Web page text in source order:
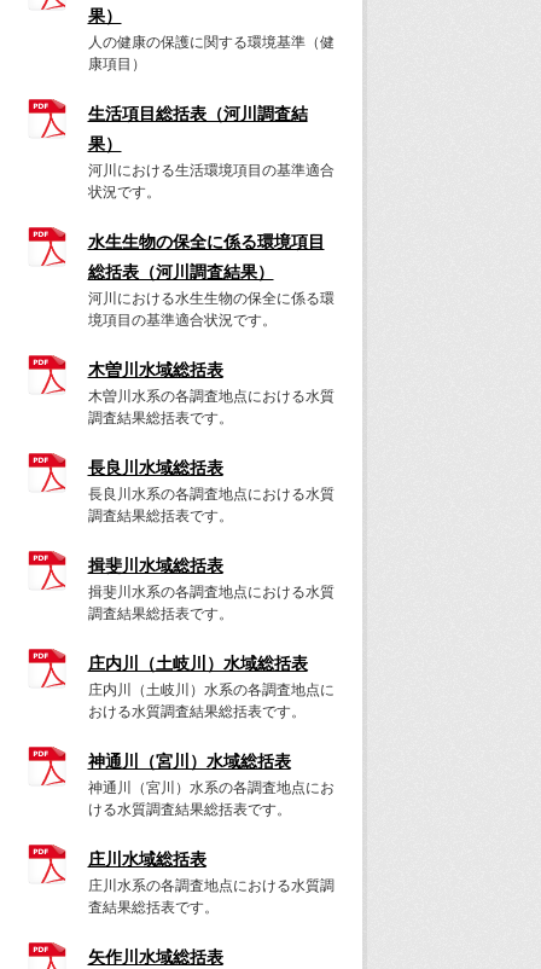
果）
人の健康の保護に関する環境基準（健
康項目）
生活項目総括表（河川調査結
果）
河川における生活環境項目の基準適合
状況です。
水生生物の保全に係る環境項目
総括表（河川調査結果）
河川における水生生物の保全に係る環
境項目の基準適合状況です。
木曽川水域総括表
木曽川水系の各調査地点における水質
調査結果総括表です。
長良川水域総括表
長良川水系の各調査地点における水質
調査結果総括表です。
揖斐川水域総括表
揖斐川水系の各調査地点における水質
調査結果総括表です。
庄内川（土岐川）水域総括表
庄内川（土岐川）水系の各調査地点に
おける水質調査結果総括表です。
神通川（宮川）水域総括表
神通川（宮川）水系の各調査地点にお
ける水質調査結果総括表です。
庄川水域総括表
庄川水系の各調査地点における水質調
査結果総括表です。
矢作川水域総括表